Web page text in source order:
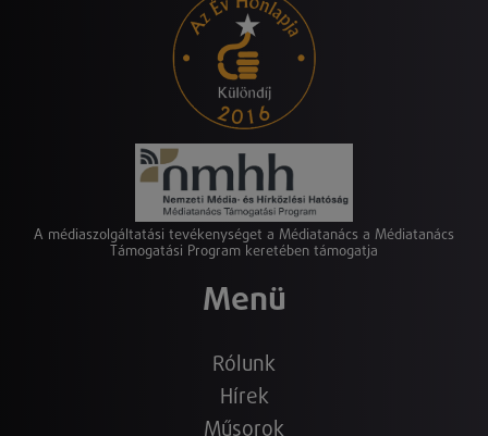
A médiaszolgáltatási tevékenységet a Médiatanács a Médiatanács
Támogatási Program keretében támogatja
Menü
Rólunk
Hírek
Műsorok